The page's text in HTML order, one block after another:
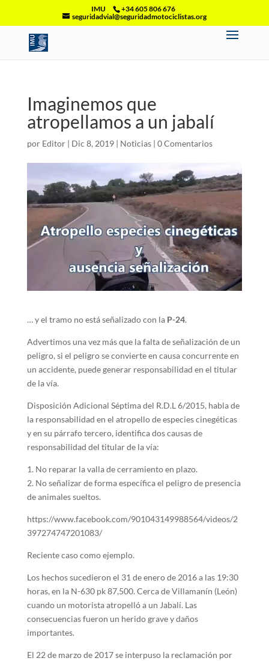
IMU
+34 605 806 676
seguridadvial@seguridadmotociclistas.org
Imaginemos que
atropellamos a un jabalí
por Editor| Dic 8, 2019| Noticias| 0 Comentarios
… y el tramo no está señalizado con la P-24.
Advertimos una vez más que la falta de señalización de un
peligro, si el peligro se convierte en causa concurrente en
un accidente, puede generar responsabilidad en el titular
de la vía.
Disposición Adicional Séptima del R.D.L 6/2015, habla de
la responsabilidad en el atropello de especies cinegéticas
y en su párrafo tercero, identifica dos causas de
responsabilidad del titular de la vía:
1. No reparar la valla de cerramiento en plazo.
2. No señalizar de forma específica el peligro de presencia
de animales sueltos.
https://www.facebook.com/901043149988564/videos/2
397274747201083/
Reciente caso como ejemplo.
Los hechos sucedieron el 31 de enero de 2016 a las 19:30
horas, en la N-630 pk 87,500. Cerca de Villamanín (León)
cuando un motorista atropelló a un Jabalí. Las
consecuencias fueron un herido grave y daños
importantes.
El 22 de marzo de 2017 se interpuso la reclamación por